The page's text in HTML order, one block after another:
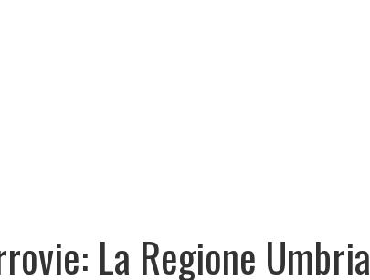
La Regione Umbria